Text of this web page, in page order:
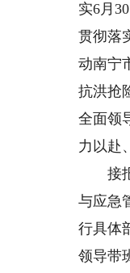
实6月
贯彻落
动南宁
抗洪抢
全面领
力以赴
接报
与应急
行具体
领导带